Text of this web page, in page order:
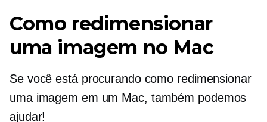
Como redimensionar
uma imagem no Mac
Se você está procurando como redimensionar
uma imagem em um Mac, também podemos
ajudar!